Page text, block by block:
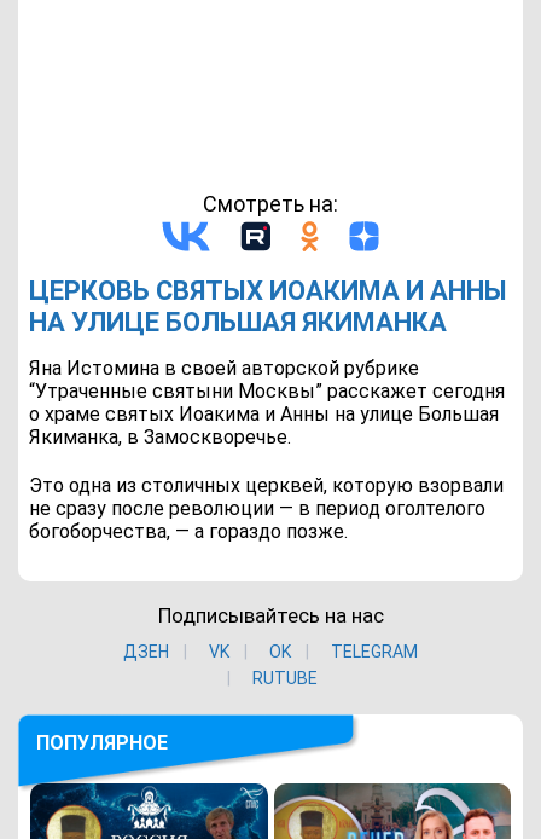
Смотреть на:
ЦЕРКОВЬ СВЯТЫХ ИОАКИМА И АННЫ
НА УЛИЦЕ БОЛЬШАЯ ЯКИМАНКА
Яна Истомина в своей авторской рубрике
“Утраченные святыни Москвы” расскажет сегодня
о храме святых Иоакима и Анны на улице Большая
Якиманка, в Замоскворечье.
Это одна из столичных церквей, которую взорвали
не сразу после революции — в период оголтелого
богоборчества, — а гораздо позже.
Подписывайтесь на нас
ДЗЕН VK ОK
TELEGRAM
RUTUBE
ПОПУЛЯРНОЕ